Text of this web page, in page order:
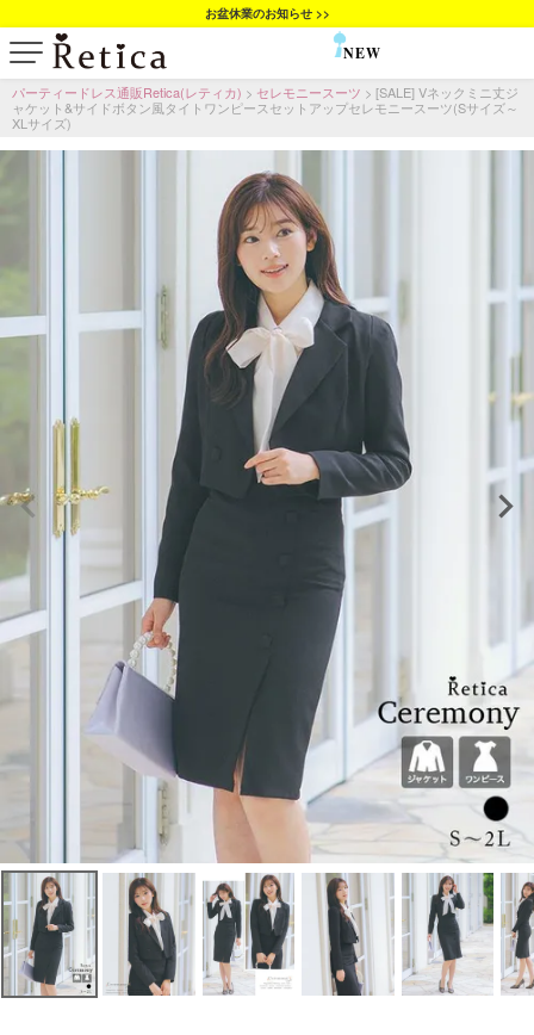
お盆休業のお知らせ >>
NEW
パーティードレス通販Retica(レティカ) セレモニースーツ
[SALE] Vネックミニ丈ジ
ャケット&サイドボタン風タイトワンピースセットアップセレモニースーツ(Sサイズ～
XLサイズ)